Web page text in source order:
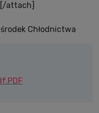
attach]
Chłodnictwa